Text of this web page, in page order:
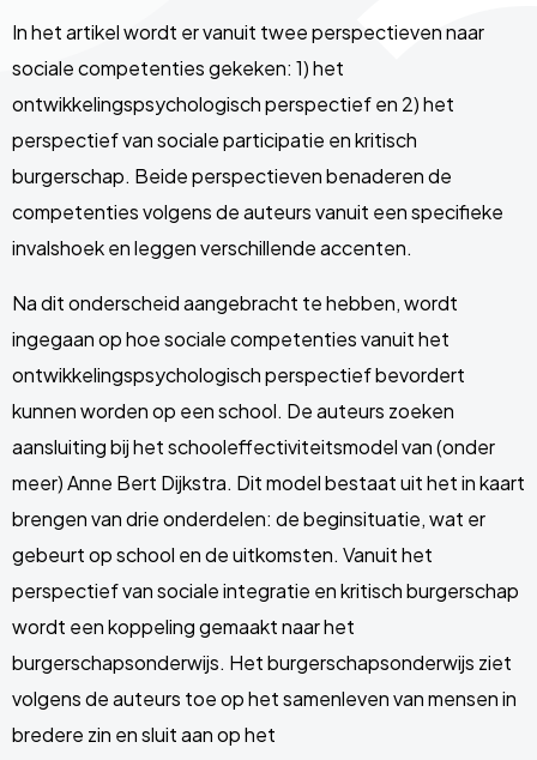
In het artikel wordt er vanuit twee perspectieven naar
sociale competenties gekeken: 1) het
ontwikkelingspsychologisch perspectief en 2) het
perspectief van sociale participatie en kritisch
burgerschap. Beide perspectieven benaderen de
competenties volgens de auteurs vanuit een specifieke
invalshoek en leggen verschillende accenten.
Na dit onderscheid aangebracht te hebben, wordt
ingegaan op hoe sociale competenties vanuit het
ontwikkelingspsychologisch perspectief bevordert
kunnen worden op een school. De auteurs zoeken
aansluiting bij het schooleffectiviteitsmodel van (onder
meer) Anne Bert Dijkstra. Dit model bestaat uit het in kaart
brengen van drie onderdelen: de beginsituatie, wat er
gebeurt op school en de uitkomsten. Vanuit het
perspectief van sociale integratie en kritisch burgerschap
wordt een koppeling gemaakt naar het
burgerschapsonderwijs. Het burgerschapsonderwijs ziet
volgens de auteurs toe op het samenleven van mensen in
bredere zin en sluit aan op het